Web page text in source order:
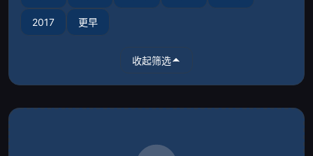
2017 更早
收起筛选